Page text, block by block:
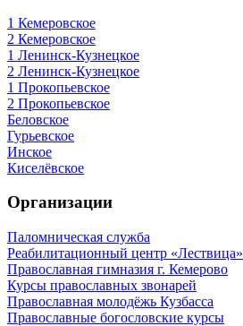
1 Кемеровское
2 Кемеровское
1 Ленинск-Кузнецкое
2 Ленинск-Кузнецкое
1 Прокопьевское
2 Прокопьевское
Беловское
Гурьевское
Инское
Киселёвское
Организации
Паломническая служба
Реабилитационный центр «Лествица»
Православная гимназия г. Кемерово
Курсы православных звонарей
Православная молодёжь Кузбасса
Православные богословские курсы